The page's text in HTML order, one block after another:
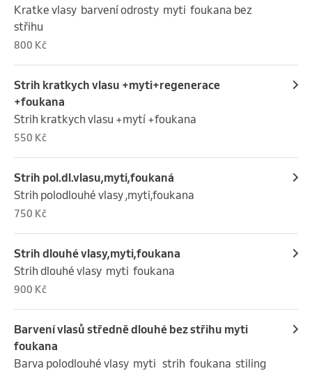
Kratke vlasy  barvení odrosty  myti  foukana bez
střihu
800 Kč
Strih kratkych vlasu +myti+regenerace
+foukana
Strih kratkych vlasu +mytí +foukana
550 Kč
Strih pol.dl.vlasu,myti,foukaná
Strih polodlouhé vlasy ,myti,foukana
750 Kč
Strih dlouhé vlasy,myti,foukana
Strih dlouhé vlasy  myti  foukana
900 Kč
Barvení vlasů středně dlouhé bez střihu myti
foukana
Barva polodlouhé vlasy  myti   strih  foukana  stiling